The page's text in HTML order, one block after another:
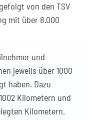
von den TSV
mit über 8.000
und
jeweils über 1000
haben. Dazu
Kilometern und
Kilometern.